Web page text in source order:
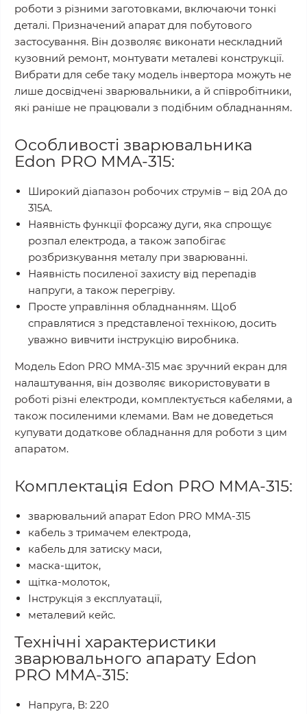
роботи з різними заготовками, включаючи тонкі
деталі. Призначений апарат для побутового
застосування. Він дозволяє виконати нескладний
кузовний ремонт, монтувати металеві конструкції.
Вибрати для себе таку модель інвертора можуть не
лише досвідчені зварювальники, а й співробітники,
які раніше не працювали з подібним обладнанням.
Особливості зварювальника
Edon PRO MMA-315:
Широкий діапазон робочих струмів – від 20А до
315А.
Наявність функції форсажу дуги, яка спрощує
розпал електрода, а також запобігає
розбризкування металу при зварюванні.
Наявність посиленої захисту від перепадів
напруги, а також перегріву.
Просте управління обладнанням. Щоб
справлятися з представленої технікою, досить
уважно вивчити інструкцію виробника.
Модель Edon PRO MMA-315 має зручний екран для
налаштування, він дозволяє використовувати в
роботі різні електроди, комплектується кабелями, а
також посиленими клемами. Вам не доведеться
купувати додаткове обладнання для роботи з цим
апаратом.
Комплектація Edon PRO MMA-315:
зварювальний апарат Edon PRO MMA-315
кабель з тримачем електрода,
кабель для затиску маси,
маска-щиток,
щітка-молоток,
Інструкція з експлуатації,
металевий кейс.
Технічні характеристики
зварювального апарату Edon
PRO MMA-315:
Напруга, В: 220